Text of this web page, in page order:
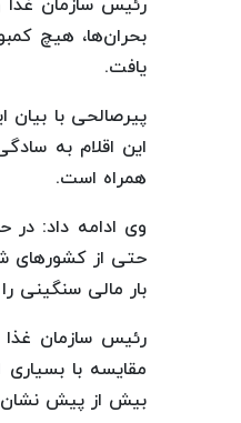
بحران‌ها، هیچ
یافت.
پیرصالحی با بیان
این اقلام به
همراه است.
وی ادامه داد: در
بار مالی سنگینی
رئیس سازمان غذا
مقایسه با
بیش از پیش